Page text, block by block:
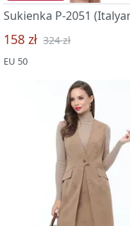
158 zł 324 zł
EU 50